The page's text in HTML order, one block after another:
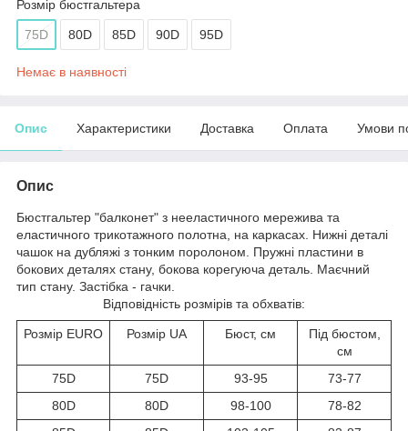
Розмір бюстгальтера
75D 80D 85D 90D 95D
Немає в наявності
Опис Характеристики Доставка Оплата Умови
Опис
Бюстгальтер "балконет" з нееластичного мережива та
еластичного трикотажного полотна, на каркасах. Нижні деталі
чашок на дубляжі з тонким поролоном. Пружні пластини в
бокових деталях стану, бокова корегуюча деталь. Маєчний
тип стану. Застібка - гачки.
Відповідність розмірів та обхватів:
Розмір EURO Розмір UA Бюст, см
Під бюстом,
см
75D
75D 93-95
73-77
80D
80D 98-100
78-82